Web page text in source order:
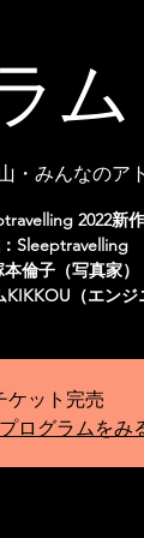
・みんなのア
2022新
Sleeptravelling
本倫子（写真家
（エンジ
ケット完売
ログラムをみ